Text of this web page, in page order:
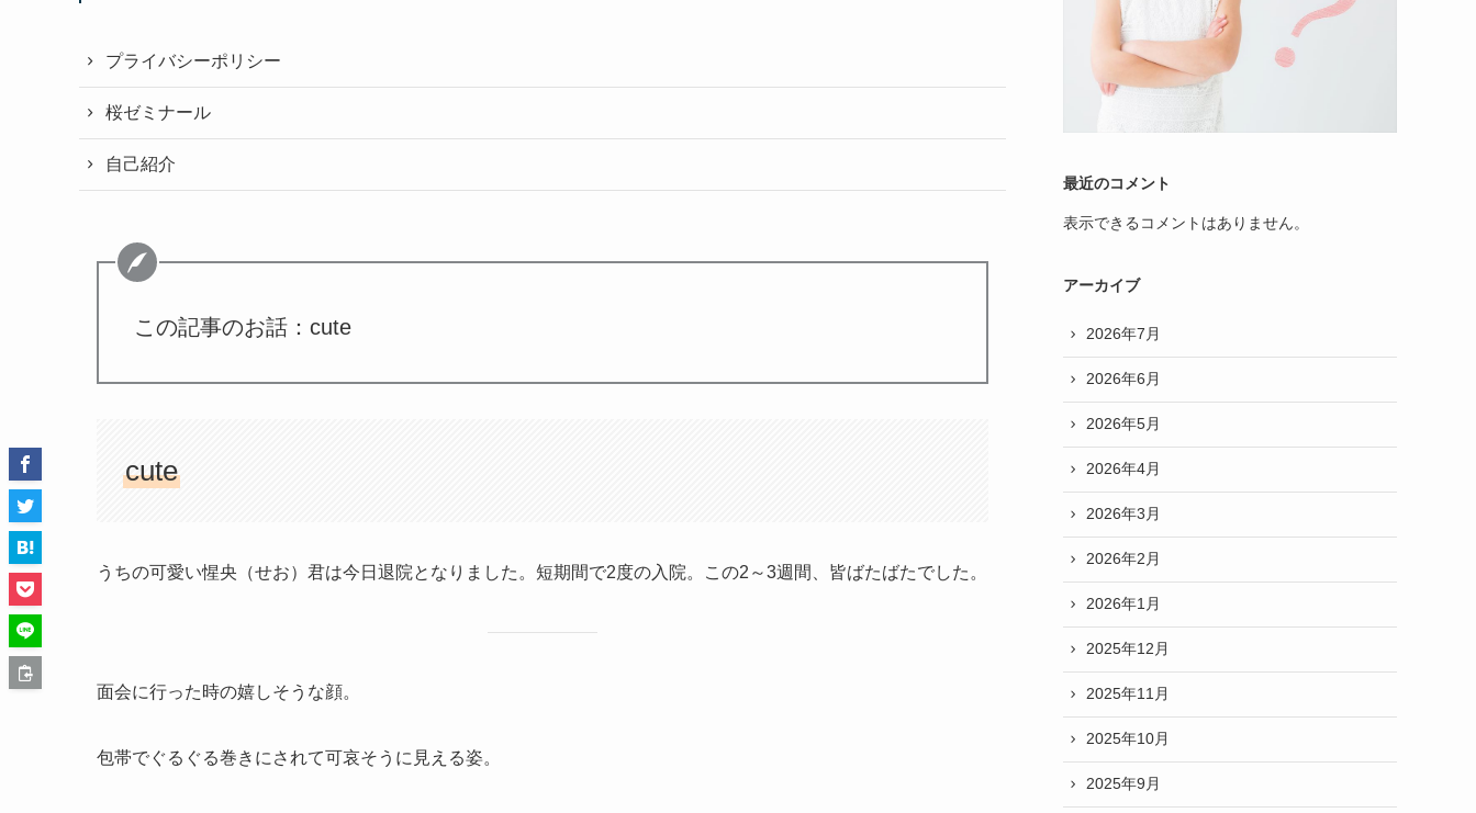
プライバシーポリシー
桜ゼミナール
自己紹介
この記事のお話：cute
cute
うちの可愛い惺央（せお）君は今日退院となりました。短期間で2度の入院。この2～3週間、皆ばたばたでした。
面会に行った時の嬉しそうな顔。
包帯でぐるぐる巻きにされて可哀そうに見える姿。
最近のコメント
表示できるコメントはありません。
アーカイブ
2026年7月
2026年6月
2026年5月
2026年4月
2026年3月
2026年2月
2026年1月
2025年12月
2025年11月
2025年10月
2025年9月